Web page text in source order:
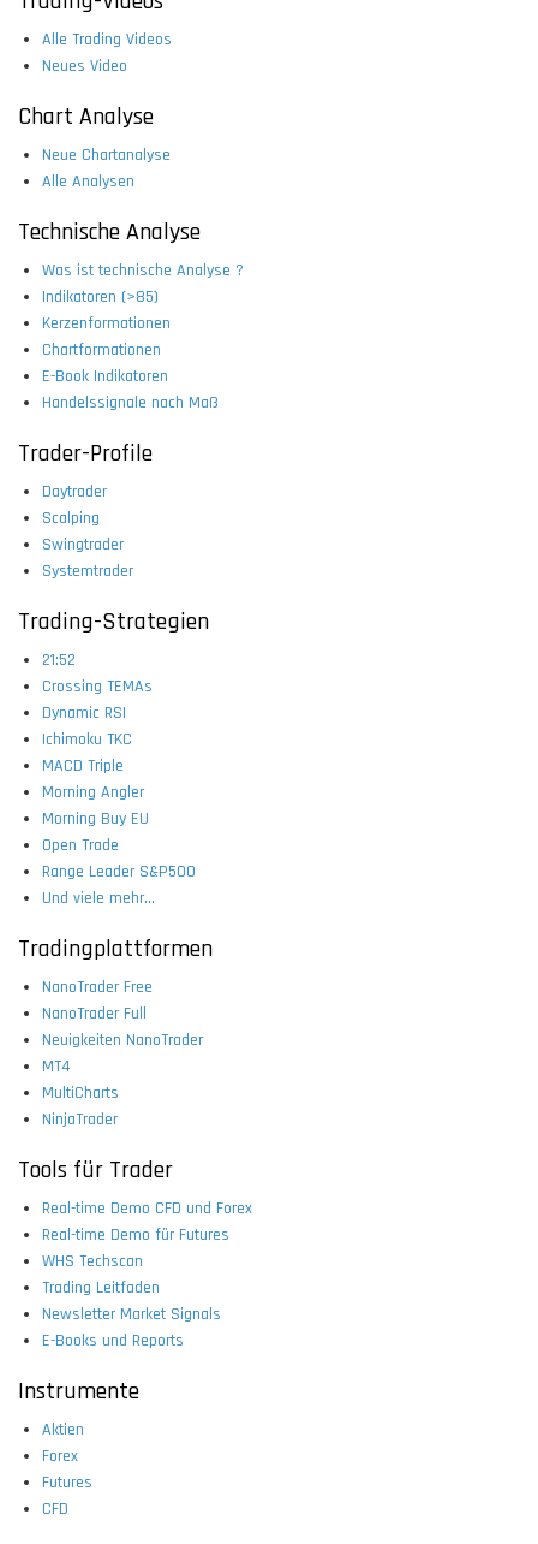
Alle Trading Videos
Neues Video
Chart Analyse
Neue Chartanalyse
Alle Analysen
Technische Analyse
Was ist technische Analyse ?
Indikatoren (>85)
Kerzenformationen
Chartformationen
E-Book Indikatoren
Handelssignale nach Maß
Trader-Profile
Daytrader
Scalping
Swingtrader
Systemtrader
Trading-Strategien
21:52
Crossing TEMAs
Dynamic RSI
Ichimoku TKC
MACD Triple
Morning Angler
Morning Buy EU
Open Trade
Range Leader S&P500
Und viele mehr...
Tradingplattformen
NanoTrader Free
NanoTrader Full
Neuigkeiten NanoTrader
MT4
MultiCharts
NinjaTrader
Tools für Trader
Real-time Demo CFD und Forex
Real-time Demo für Futures
WHS Techscan
Trading Leitfaden
Newsletter Market Signals
E-Books und Reports
Instrumente
Aktien
Forex
Futures
CFD